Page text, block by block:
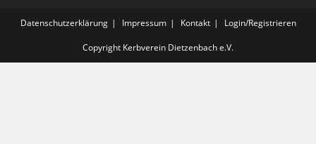
Datenschutzerklärung Impressum Kontakt Login/Registrieren
Copyright Kerbverein Dietzenbach e.V.